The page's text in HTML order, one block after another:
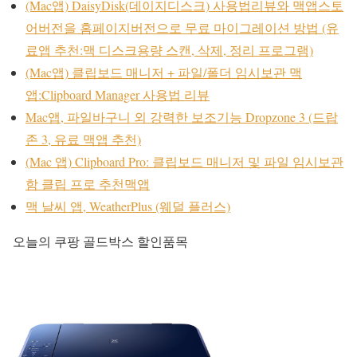
(Mac앱) DaisyDisk(데이지디스크) 사용법리뷰와 맥앱스토
어버전을 홈페이지버전으로 무료 마이그레이션 방법 (유
료앱 추천:맥 디스크용량 스캔, 삭제, 정리 프로그램)
(Mac앱) 클립보드 매니저 + 파일/폴더 임시보관 맥
앱:Clipboard Manager 사용법 리뷰
Mac앱, 파일바구니 외 강력한 보조기능 Dropzone 3 (드랍
존 3, 유료 맥앱 추천)
(Mac 앱) Clipboard Pro: 클립보드 매니저 및 파일 임시보관
함 클립 프로 추천맥앱
맥 날씨 앱, WeatherPlus (웨덜 플러스)
오늘의 쿠팡 골드박스 할인품목